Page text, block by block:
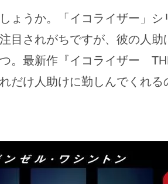
ょうか。「イコライザー」
目されがちですが、彼の人助
。最新作『イコライザー
だけ人助けに勤しんでくれ